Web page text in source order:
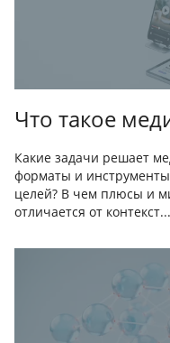
Что такое
Какие задачи решает
форматы и
целей? В чем плюсы и
отличается от контекст...